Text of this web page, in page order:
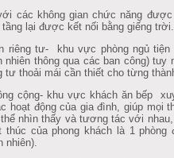
các không gian chức năng
lại được kết nối bằng giếng trời.
riêng tư- khu vực phòng ngủ tiện
thông qua các ban công) tuy
tư thoải mái cần thiết cho từng
cộng- khu vực khách ăn bếp
hoạt động của gia đình, giúp mọi
nhìn thấy và tương tác với
của phong khách là 1 phòng
nhiên).